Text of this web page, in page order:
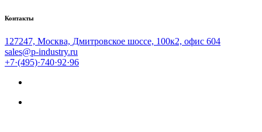
Контакты
127247, Москва, Дмитровское шоссе, 100к2, офис 604
sales@p-industry.ru
+7·(495)·740·92·96